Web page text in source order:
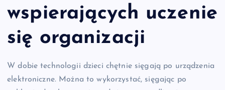
wspierających uczenie
się organizacji
W dobie technologii dzieci chętnie sięgają po urządzenia
elektroniczne. Można to wykorzystać, sięgając po